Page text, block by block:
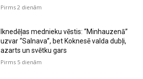
Pirms 2 dienām
Iknedēļas mednieku vēstis: “Minhauzenā”
uzvar “Salnava”, bet Koknesē valda dubļi,
azarts un svētku gars
Pirms 5 dienām